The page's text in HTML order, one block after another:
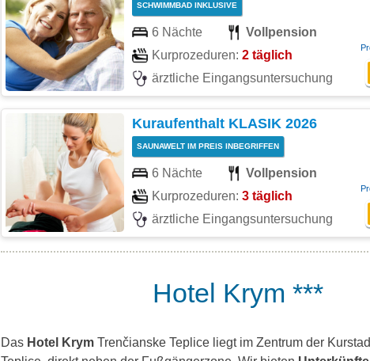
SCHWIMMBAD INKLUSIVE
6 Nächte
Vollpension
Kurprozeduren: 2 täglich
ärztliche Eingangsuntersuchung
Kuraufenthalt KLASIK 2026
SAUNAWELT IM PREIS INBEGRIFFEN
6 Nächte
Vollpension
Kurprozeduren: 3 täglich
ärztliche Eingangsuntersuchung
Hotel Krym ***
Das Hotel Krym Trenčianske Teplice liegt im Zentrum der